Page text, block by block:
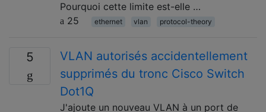
Pourquoi cette limite est-elle …
25
ethernet vlan protocol-theory
5
VLAN autorisés accidentellement
supprimés du tronc Cisco Switch
Dot1Q
J'ajoute un nouveau VLAN à un port de